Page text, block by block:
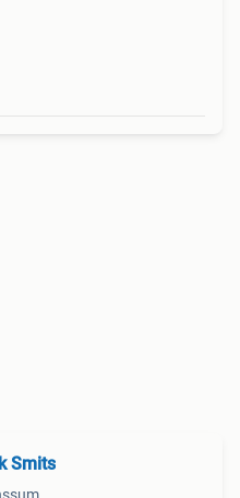
Smits